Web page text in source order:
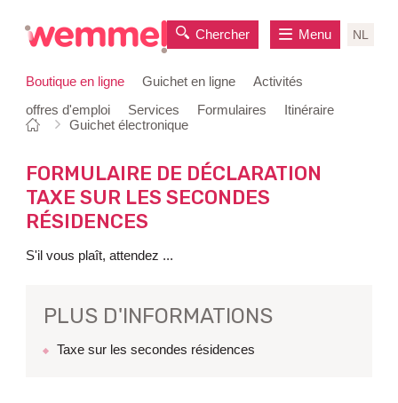
Boutique en ligne Guichet en ligne
Activités
offres d'emploi
Services Formulaires Itinéraire
Chercher NL
Menu
Vous
ici:
Page
départ
Guichet électronique
FORMULAIRE DE DÉCLARATION
TAXE SUR LES SECONDES
RÉSIDENCES
S'il vous plaît, attendez ...
PLUS D'INFORMATIONS
Taxe sur les secondes résidences